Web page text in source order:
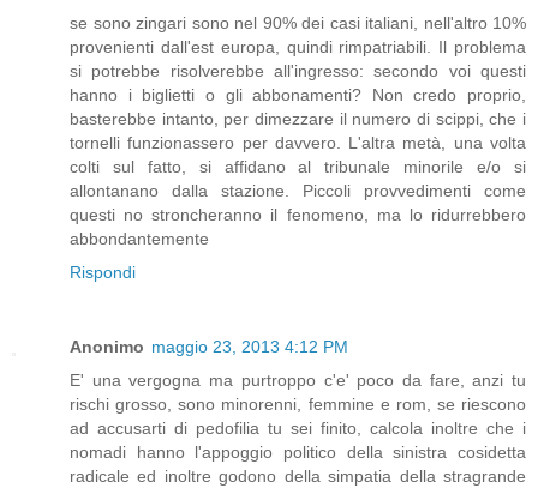
se sono zingari sono nel 90% dei casi italiani, nell'altro 10%
provenienti dall'est europa, quindi rimpatriabili. Il problema
si potrebbe risolverebbe all'ingresso: secondo voi questi
hanno i biglietti o gli abbonamenti? Non credo proprio,
basterebbe intanto, per dimezzare il numero di scippi, che i
tornelli funzionassero per davvero. L'altra metà, una volta
colti sul fatto, si affidano al tribunale minorile e/o si
allontanano dalla stazione. Piccoli provvedimenti come
questi no stroncheranno il fenomeno, ma lo ridurrebbero
abbondantemente
Rispondi
Anonimo maggio 23, 2013 4:12 PM
E' una vergogna ma purtroppo c'e' poco da fare, anzi tu
rischi grosso, sono minorenni, femmine e rom, se riescono
ad accusarti di pedofilia tu sei finito, calcola inoltre che i
nomadi hanno l'appoggio politico della sinistra cosidetta
radicale ed inoltre godono della simpatia della stragrande